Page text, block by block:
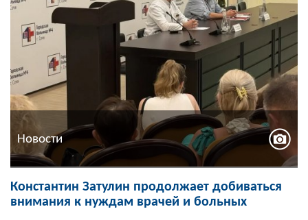
Новости
Константин Затулин продолжает добиваться
внимания к нуждам врачей и больных